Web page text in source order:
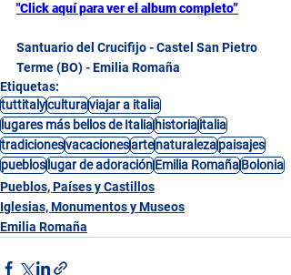
"Click aquí para ver el album completo”
Santuario del Crucifijo - Castel San Pietro
Terme (BO) - Emilia Romaña
Etiquetas:
tuttitalyculturaviajar a italia
lugares más bellos de Italiahistoriaitalia
tradicionesvacacionesartenaturalezapaisajes
puebloslugar de adoraciónEmilia RomañaBolonia
Pueblos, Países y Castillos
Iglesias, Monumentos y Museos
Emilia Romaña